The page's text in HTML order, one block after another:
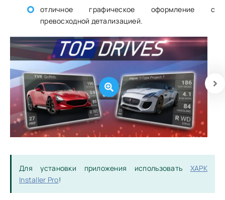
отличное графическое оформление с
превосходной детализацией.
Для установки приложения использовать XAPK
Installer Pro!